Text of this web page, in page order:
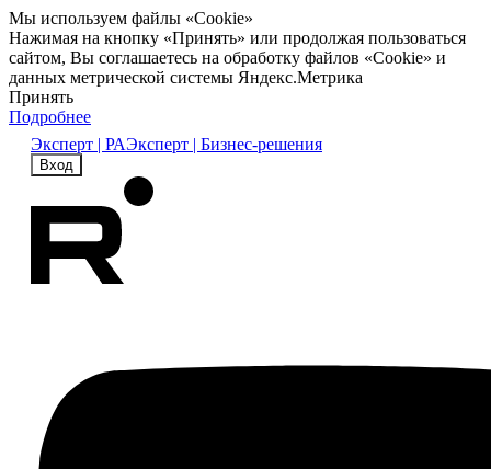
Мы используем файлы «Cookie»
Нажимая на кнопку «Принять» или продолжая пользоваться
сайтом, Вы соглашаетесь на обработку файлов «Cookie» и
данных метрической системы Яндекс.Метрика
Принять
Подробнее
Эксперт | РАЭксперт | Бизнес-решения
Вход